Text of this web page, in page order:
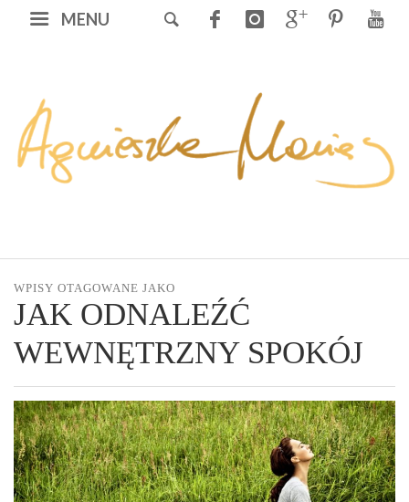
MENU
WPISY OTAGOWANE JAKO
JAK ODNALEŹĆ
WEWNĘTRZNY SPOKÓJ